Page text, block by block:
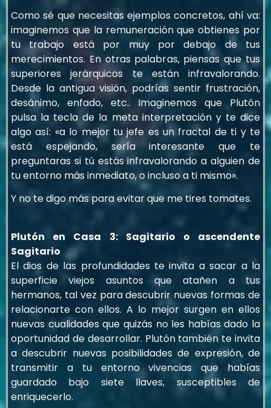
Como sé que necesitas ejemplos concretos, ahí va:
imaginemos que la remuneración que obtienes por
tu trabajo está por muy por debajo de tus
merecimientos. En otras palabras, piensas que tus
superiores jerárquicos te están infravalorando.
Desde la antigua visión, podrías sentir frustración,
desánimo, enfado, etc.. Imaginemos que Plutón
pulsa la tecla de la meta interpretación y te dice
algo así: «a lo mejor tu jefe es un fractal de ti y te
está espejando, sería interesante que te
preguntaras si tú estás infravalorando a alguien de
tu entorno más inmediato, o incluso a ti mismo».
Y no te digo más para evitar que me tires tomates.
Plutón en Casa 3: Sagitario o ascendente
Sagitario
El dios de las profundidades te invita a sacar a la
superficie viejos asuntos que atañen a tus
hermanos, tal vez para descubrir nuevas formas de
relacionarte con ellos. A lo mejor surgen en ellos
nuevas cualidades que quizás no les habías dado la
oportunidad de desarrollar. Plutón también te invita
a descubrir nuevas posibilidades de expresión, de
transmitir a tu entorno vivencias que habías
guardado bajo siete llaves, susceptibles de
enriquecerlo.